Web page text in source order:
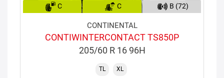
C C B (72)
CONTINENTAL
CONTIWINTERCONTACT TS850P
205/60 R 16 96H
TL XL